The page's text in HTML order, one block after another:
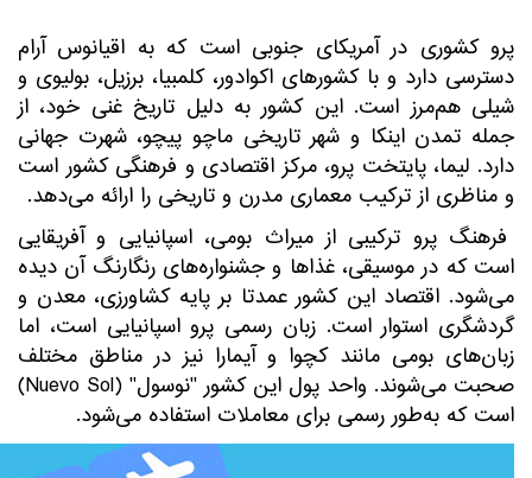
پرو کشوری در آمریکای جنوبی است که به اقیانوس آرام
دسترسی دارد و با کشورهای اکوادور، کلمبیا، برزیل، بولیوی و
شیلی هم‌مرز است. این کشور به دلیل تاریخ غنی خود، از
جمله تمدن اینکا و شهر تاریخی ماچو پیچو، شهرت جهانی
دارد. لیما، پایتخت پرو، مرکز اقتصادی و فرهنگی کشور است
و مناظری از ترکیب معماری مدرن و تاریخی را ارائه می‌دهد.
فرهنگ پرو ترکیبی از میراث بومی، اسپانیایی و آفریقایی
است که در موسیقی، غذاها و جشنواره‌های رنگارنگ آن دیده
می‌شود. اقتصاد این کشور عمدتاً بر پایه کشاورزی، معدن و
گردشگری استوار است. زبان رسمی پرو اسپانیایی است، اما
زبان‌های بومی مانند کچوا و آیمارا نیز در مناطق مختلف
صحبت می‌شوند. واحد پول این کشور "نوسول" (Nuevo Sol)
است که به‌طور رسمی برای معاملات استفاده می‌شود.